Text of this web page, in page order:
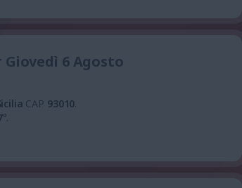
6 Agosto
CAP 93010.
°.